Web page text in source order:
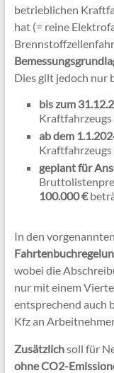
betrieblichen
hat (= reine
Dies gilt jedoch nur
bis zum
ab dem
geplant für
100.000 €
In den
wobei die
nur mit einem
entsprechend auch
Kfz an
Zusätzlichsoll für
ohne CO2-